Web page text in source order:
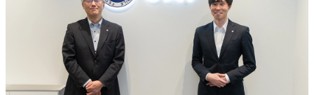
kintone（キントーン）メール配信
SMS配信サービス
コストを抑える
遅延なく確実・高速に送る
セミナー
ブログ・各種資料